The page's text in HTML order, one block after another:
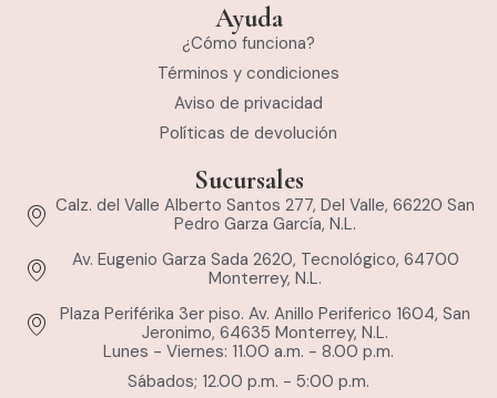
Ayuda
¿Cómo funciona?
Términos y condiciones
Aviso de privacidad
Políticas de devolución
Sucursales
Calz. del Valle Alberto Santos 277, Del Valle, 66220 San
Pedro Garza García, N.L.
Av. Eugenio Garza Sada 2620, Tecnológico, 64700
Monterrey, N.L.
Plaza Periférika 3er piso. Av. Anillo Periferico 1604, San
Jeronimo, 64635 Monterrey, N.L.
Lunes - Viernes: 11.00 a.m. - 8.00 p.m.
Sábados; 12.00 p.m. - 5:00 p.m.